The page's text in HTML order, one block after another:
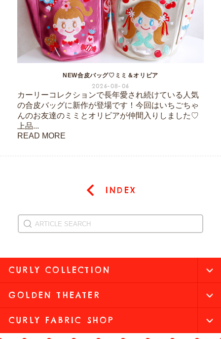
NEW合皮バッグ♡ミミ＆オリビア
2026-08-06
カーリーコレクションで長年愛され続けている人気
の合皮バッグに新作が登場です！今回はいちごちゃ
んのお友達のミミとオリビアが仲間入りしました♡
上品...
READ MORE
INDEX
CURLY COLLECTION
GOLDEN THEATER
CURLY FABRIC SHOP